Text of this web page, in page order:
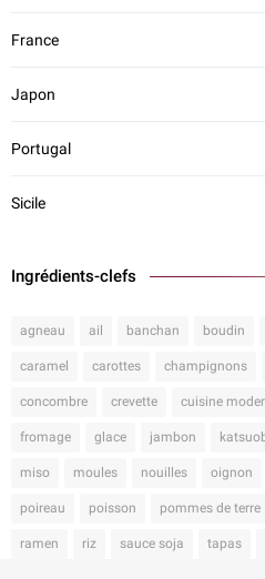
France
Japon
Portugal
Sicile
Ingrédients-clefs
agneau ail banchan boudin
caramel carottes champignons
concombre crevette cuisine
fromage glace jambon
miso moules nouilles oignon
poireau poisson pommes de terre
ramen riz sauce soja tapas